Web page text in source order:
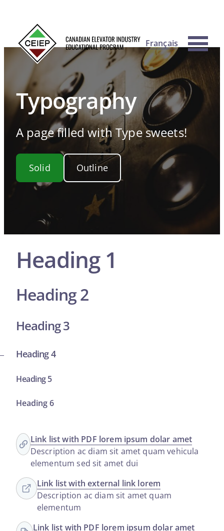
Français
Typography
A page filled with Type sweets!
Solid Outline
Heading 1
Heading 2
Heading 3
Heading 4
Heading 5
Heading 6
Link list with PDF lorem ipsum dolar amet
Description ac diam sit amet quam vehicula
elementum sed sit amet dui
Link list with external link lorem
Description ac diam sit amet quam
elementum
Link list with PDF lorem ipsum dolar amet